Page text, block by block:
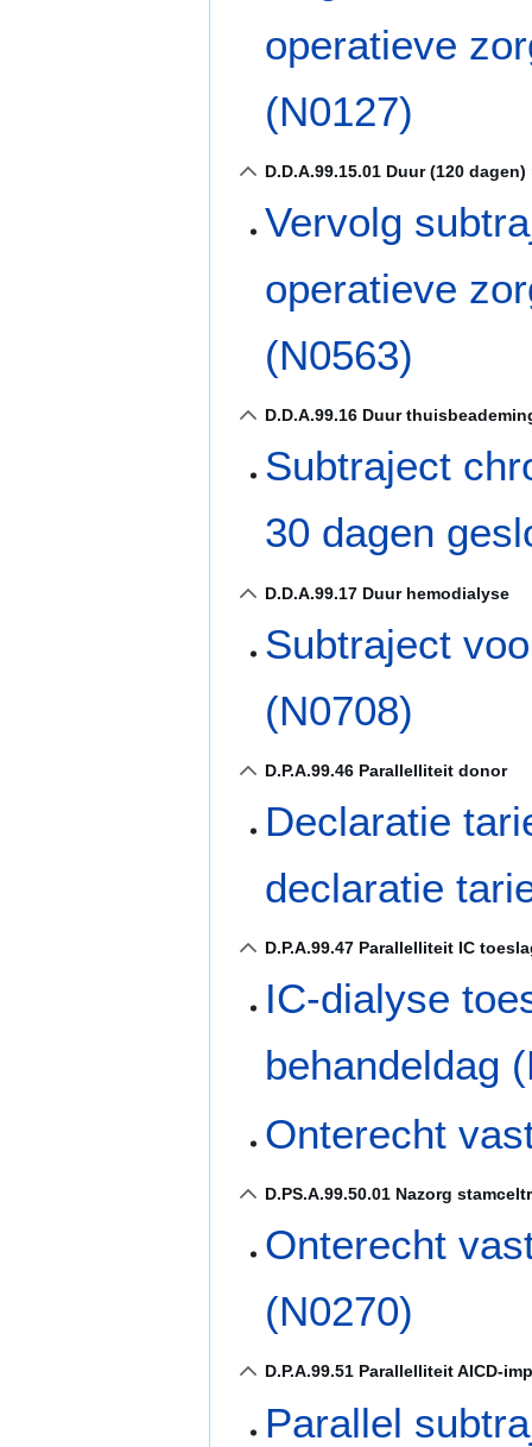
operatieve
(N0127)
D.D.A.99.15.01 Duur (120
Vervolg
operatieve
(N0563)
D.D.A.99.16 Duur
Subtraject
30 dagen
D.D.A.99.17 Duur hemodialyse
Subtraject
(N0708)
D.P.A.99.46 Parallelliteit donor
Declaratie
declaratie
D.P.A.99.47 Parallelliteit IC
IC-dialyse
behandeldag
Onterecht
D.PS.A.99.50.01 Nazorg
Onterecht
(N0270)
D.P.A.99.51 Parallelliteit AICD-
Parallel